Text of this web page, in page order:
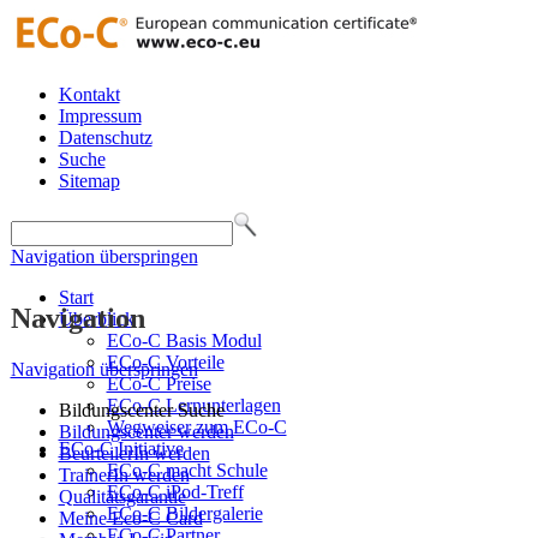
Kontakt
Impressum
Datenschutz
Suche
Sitemap
Navigation überspringen
Start
Überblick
ECo-C Basis Modul
ECo-C Vorteile
ECo-C Preise
ECo-C Lernunterlagen
Wegweiser zum ECo-C
ECo-C Initiative
ECo-C macht Schule
ECo-C iPod-Treff
ECo-C Bildergalerie
Navigation
Navigation überspringen
Bildungscenter Suche
Bildungscenter werden
BeurteilerIn werden
TrainerIn werden
Qualitätsgarantie
Meine Eco-C Card